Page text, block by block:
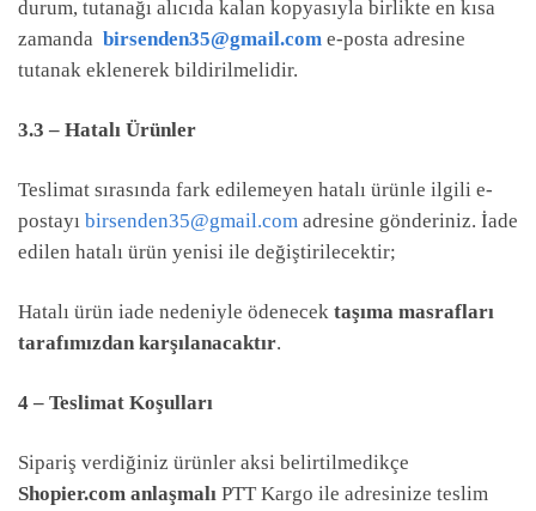
durum, tutanağı alıcıda kalan kopyasıyla birlikte en kısa
zamanda birsenden35@gmail.com e-posta adresine
tutanak eklenerek bildirilmelidir.
3.3 – Hatalı Ürünler
Teslimat sırasında fark edilemeyen hatalı ürünle ilgili e-
postayı birsenden35@gmail.com adresine gönderiniz. İade
edilen hatalı ürün yenisi ile değiştirilecektir;
Hatalı ürün iade nedeniyle ödenecek taşıma masrafları
tarafımızdan karşılanacaktır.
4 – Teslimat Koşulları
Sipariş verdiğiniz ürünler aksi belirtilmedikçe
Shopier.com anlaşmalı PTT Kargo ile adresinize teslim